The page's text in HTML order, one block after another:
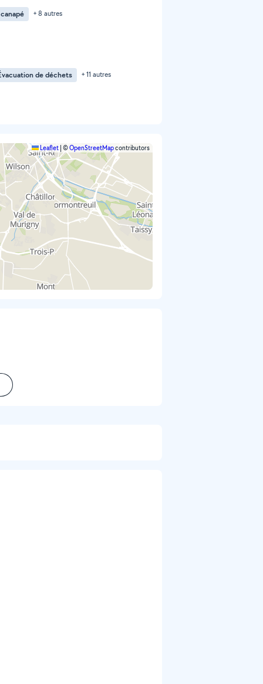
+ 8 autres
de déchets + 11 autres
Leaflet ©OpenStreetMapcontributors